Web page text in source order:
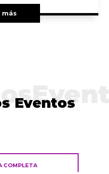
más
Eventos
COMPLETA